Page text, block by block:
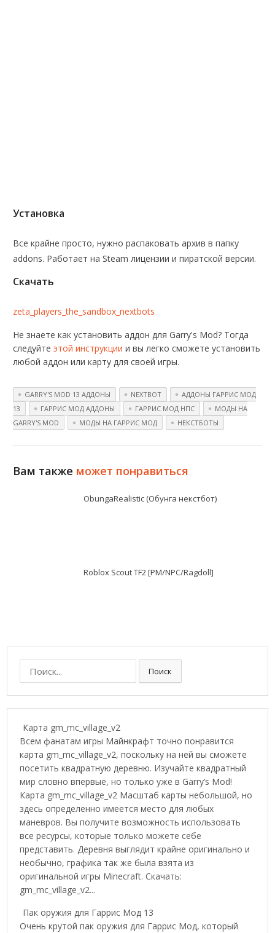
Установка
Все крайне просто, нужно распаковать архив в папку
addons. Работает на Steam лицензии и пиратской версии.
Скачать
zeta_players_the_sandbox_nextbots
Не знаете как установить аддон для Garry's Mod? Тогда
следуйтеэтой инструкции и вы легко сможете установить
любой аддон или карту для своей игры.
GARRY'S MOD 13 АДДОНЫ NEXTBOT
АДДОНЫ ГАРРИС МОД
13
ГАРРИС МОД АДДОНЫ ГАРРИС МОД НПС
МОДЫ НА
GARRY'S MOD
МОДЫ НА ГАРРИС МОД НЕКСТБОТЫ
Вам также может понравиться
ObungaRealistic (Обунга некстбот)
Roblox Scout TF2 [PM/NPC/Ragdoll]
о
и
с
Поиск
Карта gm_mc_village_v2
Всем фанатам игры Майнкрафт точно понравится
карта gm_mc_village_v2, поскольку на ней вы сможете
посетить квадратную деревню. Изучайте квадратный
мир словно впервые, но только уже в Garry’s Mod!
Карта gm_mc_village_v2 Масштаб карты небольшой, но
здесь определенно имеется место для любых
маневров. Вы получите возможность использовать
все ресурсы, которые только можете себе
представить. Деревня выглядит крайне оригинально и
необычно, графика так же была взята из
оригинальной игры Minecraft. Скачать:
gm_mc_village_v2...
Пак оружия для Гаррис Мод 13
Очень крутой пак оружия для Гаррис Мод, который